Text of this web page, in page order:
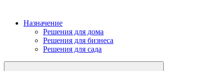
Назначение
Решения для дома
Решения для бизнеса
Решения для сада